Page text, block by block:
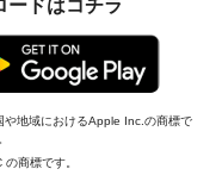
ードはコチラ
地域におけるApple Inc.の商標で
商標です。